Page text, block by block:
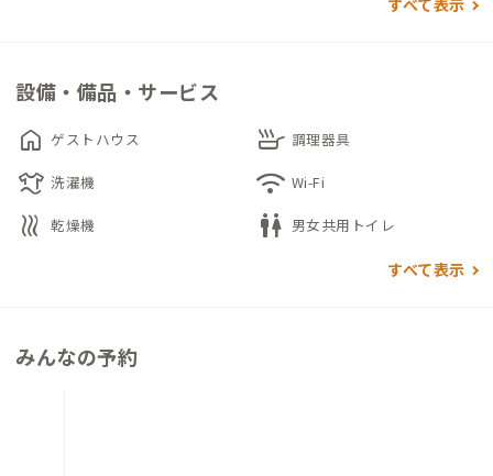
です。隣接するワーキングカウンターでリモートワークも可能で
設備・備品・サービス
home ゲストハウス skillet 調理器具
laundry 洗濯機 wifi Wi-Fi
heat 乾燥機 wc 男女共用トイレ
すべて表示
みんなの予約